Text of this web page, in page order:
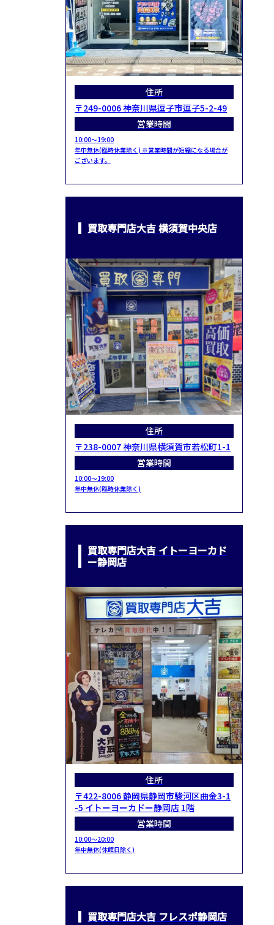
住所
〒249-0006 神奈川県逗子市逗子5-2-49
営業時間
10:00～19:00
年中無休(臨時休業除く) ※営業時間が短縮になる場合が
ございます。
買取専門店大吉 横須賀中央店
住所
〒238-0007 神奈川県横須賀市若松町1-1
営業時間
10:00～19:00
年中無休(臨時休業除く)
買取専門店大吉 イトーヨーカド
ー静岡店
住所
〒422-8006 静岡県静岡市駿河区曲金3-1
-5 イトーヨーカドー静岡店 1階
営業時間
10:00～20:00
年中無休(休館日除く)
買取専門店大吉 フレスポ静岡店